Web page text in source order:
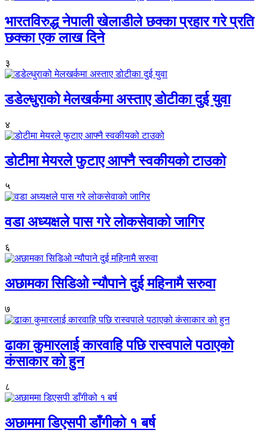
भारतविरुद्ध नेपाली खेलाडीले छक्का प्रहार गरे प्रति
छक्का एक लाख दिने
३
डडेल्धुराको मेलखर्कमा अस्ताए डोटीका दुई युवा
४
डोटीमा मेयरले फुटाए आफ्नै स्वकीयको टाउको
५
वडा अध्यक्षले पास गरे लोकसेवाको जागिर
६
अछामका सिडिओ न्यौपाने दुई महिनामै सरुवा
७
ढाका कुमारलाई कारवाहि पछि रास्वपाले पठाएको
कंसाकार को हुन
८
अछाममा डिएसपी डाँगीको १ बर्ष